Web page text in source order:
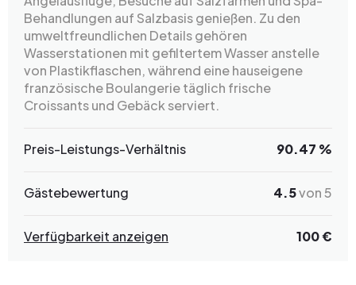
Behandlungen auf Salzbasis genießen. Zu den
umweltfreundlichen Details gehören
Wasserstationen mit gefiltertem Wasser anstelle
von Plastikflaschen, während eine hauseigene
französische Boulangerie täglich frische
Croissants und Gebäck serviert.
Preis-Leistungs-Verhältnis 90.47 %
Gästebewertung 4.5von 5
Verfügbarkeit anzeigen 100 €